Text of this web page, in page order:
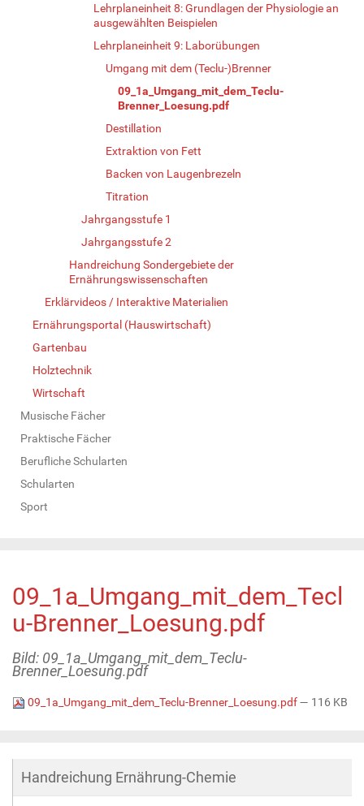
Lehrplaneinheit 8: Grundlagen der Physiologie an
ausgewählten Beispielen
Lehrplaneinheit 9: Laborübungen
Umgang mit dem (Teclu-)Brenner
09_1a_Umgang_mit_dem_Teclu-
Brenner_Loesung.pdf
Destillation
Extraktion von Fett
Backen von Laugenbrezeln
Titration
Jahrgangsstufe 1
Jahrgangsstufe 2
Handreichung Sondergebiete der
Ernährungswissenschaften
Erklärvideos / Interaktive Materialien
Ernährungsportal (Hauswirtschaft)
Gartenbau
Holztechnik
Wirtschaft
Musische Fächer
Praktische Fächer
Berufliche Schularten
Schularten
Sport
09_1a_Umgang_mit_dem_Tecl
u-Brenner_Loesung.pdf
Bild: 09_1a_Umgang_mit_dem_Teclu-
Brenner_Loesung.pdf
09_1a_Umgang_mit_dem_Teclu-Brenner_Loesung.pdf— 116 KB
Handreichung Ernährung-Chemie